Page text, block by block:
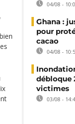
04/08 -
Ghana :
pour
cacao
04/08 -
débloque
victimes
03/08 -